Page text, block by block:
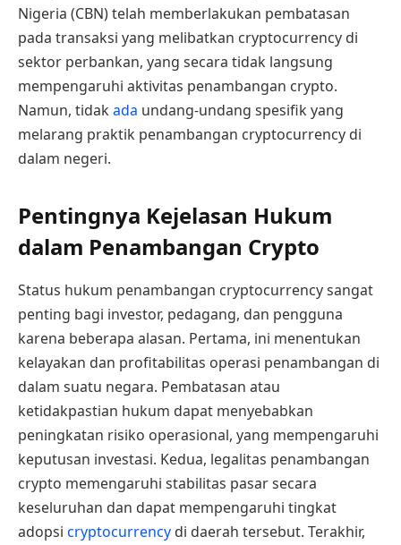
Nigeria (CBN) telah memberlakukan pembatasan
pada transaksi yang melibatkan cryptocurrency di
sektor perbankan, yang secara tidak langsung
mempengaruhi aktivitas penambangan crypto.
Namun, tidak ada undang-undang spesifik yang
melarang praktik penambangan cryptocurrency di
dalam negeri.
Pentingnya Kejelasan Hukum
dalam Penambangan Crypto
Status hukum penambangan cryptocurrency sangat
penting bagi investor, pedagang, dan pengguna
karena beberapa alasan. Pertama, ini menentukan
kelayakan dan profitabilitas operasi penambangan di
dalam suatu negara. Pembatasan atau
ketidakpastian hukum dapat menyebabkan
peningkatan risiko operasional, yang mempengaruhi
keputusan investasi. Kedua, legalitas penambangan
crypto memengaruhi stabilitas pasar secara
keseluruhan dan dapat mempengaruhi tingkat
adopsi cryptocurrency di daerah tersebut. Terakhir,